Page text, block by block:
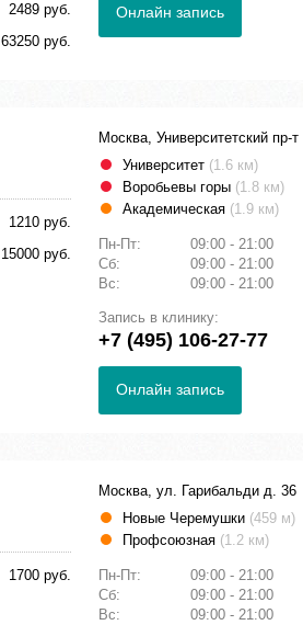
2489 руб.
63250 руб.
Онлайн запись
1210 руб.
15000 руб.
Москва, Университетский пр-
Университет (1.6 км)
Воробьевы горы (1.8 км)
Академическая (1.9 км)
Пн-Пт:
09:00 - 21:00
Сб:
09:00 - 21:00
Вс:
09:00 - 21:00
Запись в клинику:
+7 (495) 106-27-77
Онлайн запись
1700 руб.
Москва, ул. Гарибальди д. 36
Новые Черемушки (459 м)
Профсоюзная (1.2 км)
Пн-Пт:
09:00 - 21:00
Сб:
09:00 - 21:00
Вс:
09:00 - 21:00